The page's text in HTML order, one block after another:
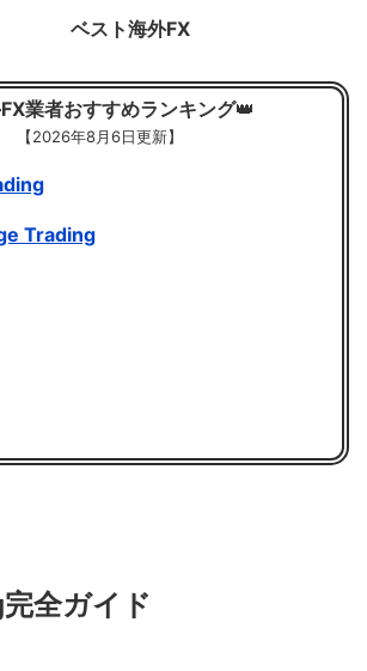
ベスト海外FX
業者おすすめランキング👑
【2026年8月6日更新】
Trading
全ガイド